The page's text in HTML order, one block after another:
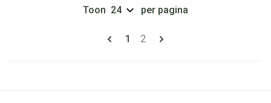
Pagina's
U lees momenteel pagina
1 Pagina
2
Toon per pagina